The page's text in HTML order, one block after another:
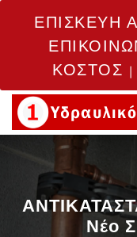
ΕΠΙΣΚΕΥΗ
ΚΟΣΤΟΣ |
Νέο